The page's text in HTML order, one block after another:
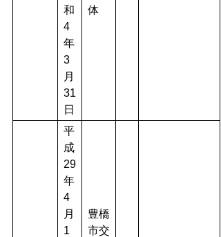
和
4
年
3
月
31
日
体
平
成
29
年
4
月
1
豊橋
市交